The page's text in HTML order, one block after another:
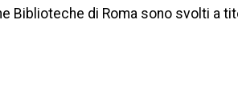
Biblioteche di Roma sono svolti a